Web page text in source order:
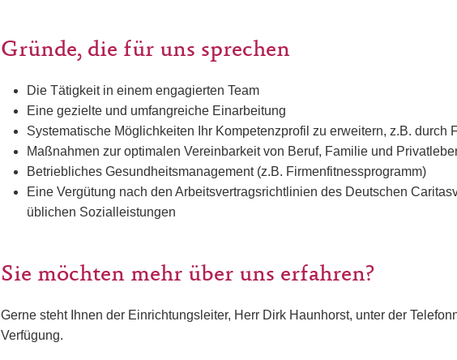
Gründe, die für uns sprechen
Die Tätigkeit in einem engagierten Team
Eine gezielte und umfangreiche Einarbeitung
Systematische Möglichkeiten Ihr Kompetenzprofil zu erweitern, z.B. durch
Maßnahmen zur optimalen Vereinbarkeit von Beruf, Familie und
Betriebliches Gesundheitsmanagement (z.B. Firmenfitnessprogramm)
Eine Vergütung nach den Arbeitsvertragsrichtlinien des Deutschen
üblichen Sozialleistungen
Sie möchten mehr über uns erfahren?
Gerne steht Ihnen der Einrichtungsleiter, Herr Dirk Haunhorst, unter der
Verfügung.